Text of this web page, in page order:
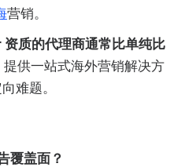
营销。
质的代理商通常比单纯比
供一站式海外营销解决方
难题。
覆盖面？